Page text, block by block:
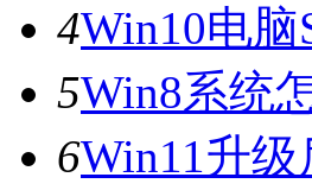
4Win10电脑
5Win8系统
6Win11升